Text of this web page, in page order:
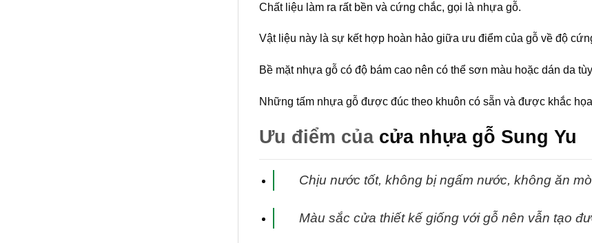
Chất liệu làm ra rất bền và cứng chắc, gọi là nhựa gỗ.
Vật liệu này là sự kết hợp hoàn hảo giữa ưu điểm của gỗ về độ
Bề mặt nhựa gỗ có độ bám cao nên có thể sơn màu hoặc dán da
Những tấm nhựa gỗ được đúc theo khuôn có sẵn và được khắc
Ưu điểm của cửa nhựa gỗ Sung Yu
Chịu nước tốt, không bị ngấm nước, không ăn
Màu sắc cửa thiết kế giống với gỗ nên vẫn tạo